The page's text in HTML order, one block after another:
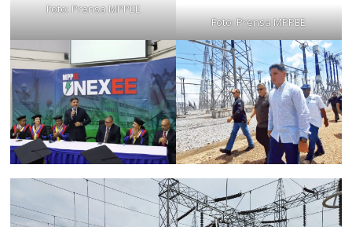
Foto: Prensa MPPEE
Foto: Prensa MPPEE